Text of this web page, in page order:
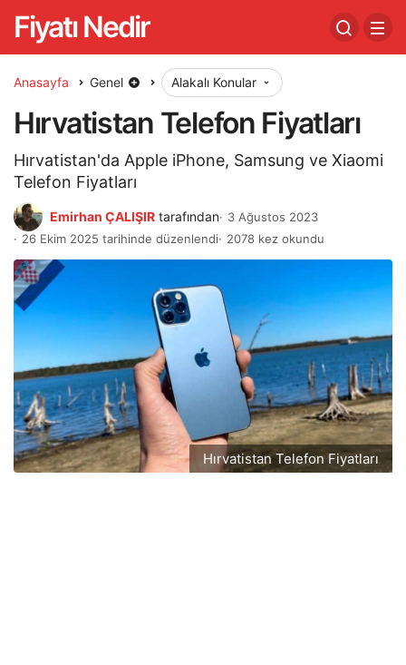
Fiyatı Nedir
Anasayfa Genel Alakalı Konular
Hırvatistan Telefon Fiyatları
Hırvatistan'da Apple iPhone, Samsung ve Xiaomi
Telefon Fiyatları
Emirhan ÇALIŞIR tarafından
3 Ağustos 2023
26 Ekim 2025 tarihinde düzenlendi
2078 kez okundu
Hırvatistan Telefon Fiyatları